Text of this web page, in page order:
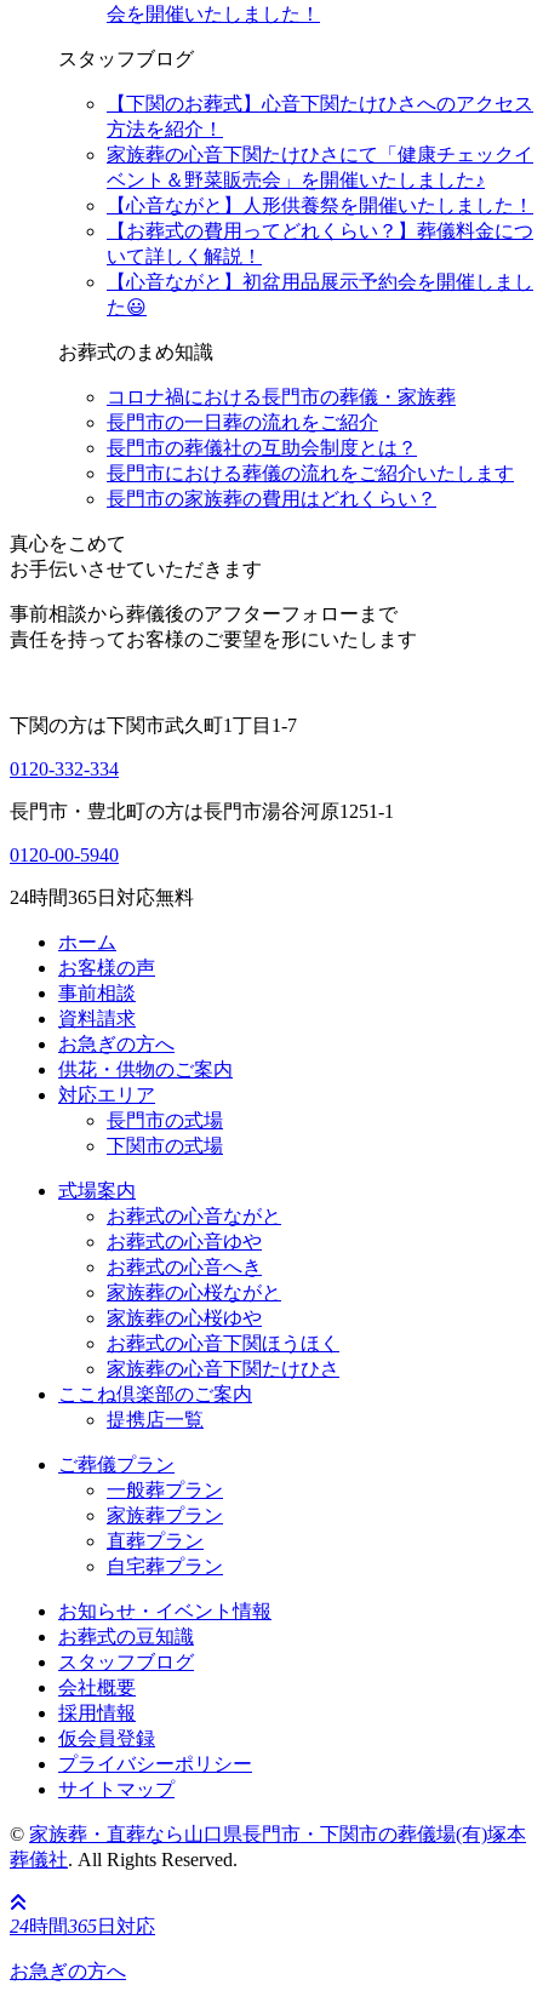
会を開催いたしました！
スタッフブログ
【下関のお葬式】心音下関たけひさへのアクセス
方法を紹介！
家族葬の心音下関たけひさにて「健康チェックイ
ベント＆野菜販売会」を開催いたしました♪
【心音ながと】人形供養祭を開催いたしました！
【お葬式の費用ってどれくらい？】葬儀料金につ
いて詳しく解説！
【心音ながと】初盆用品展示予約会を開催しまし
た😃
お葬式のまめ知識
コロナ禍における長門市の葬儀・家族葬
長門市の一日葬の流れをご紹介
長門市の葬儀社の互助会制度とは？
長門市における葬儀の流れをご紹介いたします
長門市の家族葬の費用はどれくらい？
真心をこめて
お手伝いさせていただきます
事前相談から葬儀後のアフターフォローまで
責任を持ってお客様のご要望を形にいたします
下関の方は下関市武久町1丁目1-7
0120-332-334
長門市・豊北町の方は長門市湯谷河原1251-1
0120-00-5940
24時間365日対応無料
ホーム
お客様の声
事前相談
資料請求
お急ぎの方へ
供花・供物のご案内
対応エリア
長門市の式場
下関市の式場
式場案内
お葬式の心音ながと
お葬式の心音ゆや
お葬式の心音へき
家族葬の心桜ながと
家族葬の心桜ゆや
お葬式の心音下関ほうほく
家族葬の心音下関たけひさ
ここね倶楽部のご案内
提携店一覧
ご葬儀プラン
一般葬プラン
家族葬プラン
直葬プラン
自宅葬プラン
お知らせ・イベント情報
お葬式の豆知識
スタッフブログ
会社概要
採用情報
仮会員登録
プライバシーポリシー
サイトマップ
© 家族葬・直葬なら山口県長門市・下関市の葬儀場(有)塚本
葬儀社. All Rights Reserved.
24時間365日対応
お急ぎの方へ